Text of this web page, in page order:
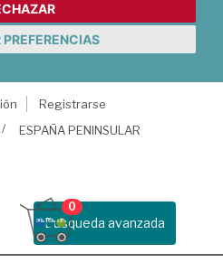
Registrarse
ESPAÑA PENINSULAR
Busqueda avanzada
0